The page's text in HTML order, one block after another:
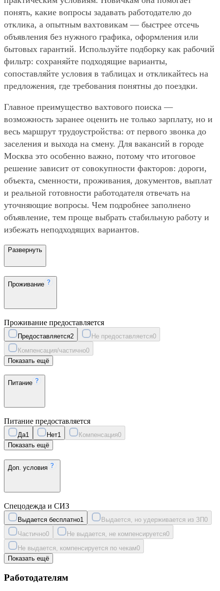
понять, какие вопросы задавать работодателю до
отклика, а опытным вахтовикам — быстрее отсечь
объявления без нужного графика, оформления или
бытовых гарантий. Используйте подборку как рабочий
фильтр: сохраняйте подходящие варианты,
сопоставляйте условия в таблицах и откликайтесь на
предложения, где требования понятны до поездки.
Главное преимущество вахтового поиска —
возможность заранее оценить не только зарплату, но и
весь маршрут трудоустройства: от первого звонка до
заселения и выхода на смену. Для вакансий в городе
Москва это особенно важно, потому что итоговое
решение зависит от совокупности факторов: дороги,
объекта, сменности, проживания, документов, выплат
и реальной готовности работодателя отвечать на
уточняющие вопросы. Чем подробнее заполнено
объявление, тем проще выбрать стабильную работу и
избежать неподходящих вариантов.
Развернуть
Проживание
Проживание предоставляется
Предоставляется2 Не предоставляется0
Компенсация/частично0
Показать ещё
Питание
Питание предоставляется
Да1 Нет1 Компенсация0
Показать ещё
Доп. условия
Спецодежда и СИЗ
Выдается бесплатно1 Выдается, но удерживается из ЗП0
Частично0 Не выдается, не компенсируется0
Не выдается, компенсируется по чекам0
Показать ещё
Работодателям